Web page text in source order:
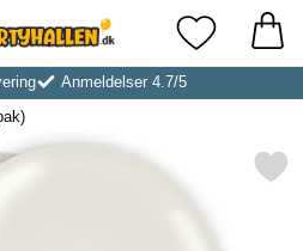
for Partyhallen AB Mine
Anmeldelser 4.7/5
Markér balloner Hvide